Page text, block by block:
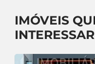
IMÓVEIS
INTERESSAR